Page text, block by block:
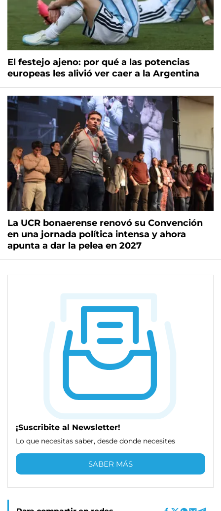
El festejo ajeno: por qué a las potencias
europeas les alivió ver caer a la Argentina
La UCR bonaerense renovó su Convención
en una jornada política intensa y ahora
apunta a dar la pelea en 2027
¡Suscribite al Newsletter!
Lo que necesitas saber, desde donde necesites
SABER MÁS